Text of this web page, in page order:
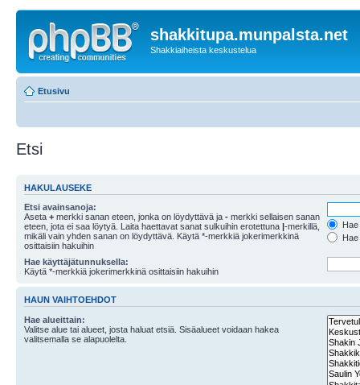
shakkitupa.munpalsta.net
Shakkiaiheista keskustelua
Etusivu
Etsi
HAKULAUSEKE
Etsi avainsanoja:
Aseta + merkki sanan eteen, jonka on löydyttävä ja - merkki sellaisen sanan
eteen, jota ei saa löytyä. Laita haettavat sanat sulkuihin erotettuna |-merkillä,
mikäli vain yhden sanan on löydyttävä. Käytä *-merkkiä jokerimerkkinä
osittaisiin hakuihin
Hae käyttäjätunnuksella:
Käytä *-merkkiä jokerimerkkinä osittaisiin hakuihin
HAUN VAIHTOEHDOT
Hae alueittain:
Valitse alue tai alueet, josta haluat etsiä. Sisäalueet voidaan hakea
valitsemalla se alapuolelta.